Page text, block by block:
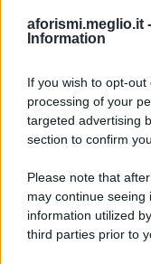
aforismi.meglio.it -
Information
If you wish to opt-
processing of your
targeted advertising
section to confirm
Please note that
may continue
information utilized
third parties prior to
Ricevi LE